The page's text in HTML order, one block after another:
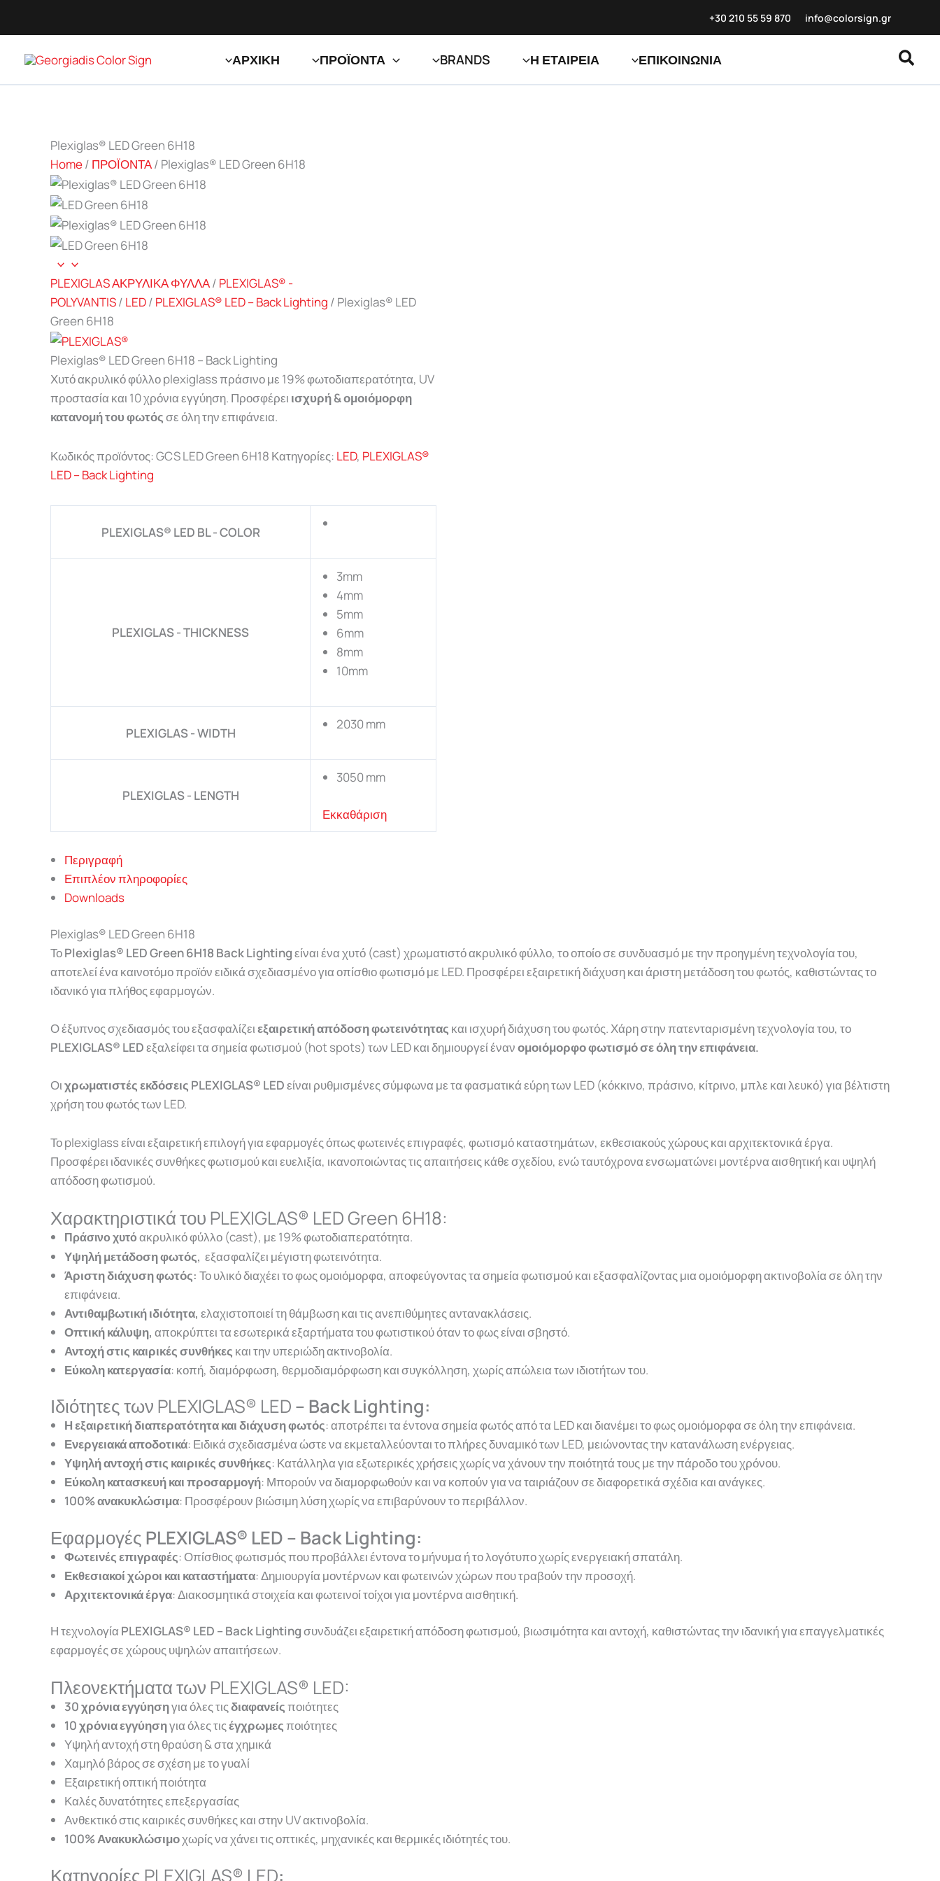
+30 210 55 59 870 info@colorsign.gr
ΑΡΧΙΚΗ ΠΡΟΪΟΝΤΑ BRANDS Η ΕΤΑΙΡΕΙΑ ΕΠΙΚΟΙΝΩΝΙΑ
Plexiglas® LED Green 6H18
Home/ ΠΡΟΪΟΝΤΑ/ Plexiglas® LED Green 6H18
PLEXIGLAS ΑΚΡΥΛΙΚΑ ΦΥΛΛΑ/ PLEXIGLAS® -
POLYVANTIS/ LED/ PLEXIGLAS® LED – Back Lighting / Plexiglas® LED
Green 6H18
Plexiglas® LED Green 6H18 – Back Lighting
Χυτό ακρυλικό φύλλο plexiglass πράσινο με 19% φωτοδιαπερατότητα, UV
προστασία και 10 χρόνια εγγύηση. Προσφέρει ισχυρή & ομοιόμορφη
κατανομή του φωτόςσε όλη την επιφάνεια.
Κωδικός προϊόντος:GCS LED Green 6H18 Κατηγορίες: LED, PLEXIGLAS®
LED – Back Lighting
PLEXIGLAS® LED BL - COLOR
PLEXIGLAS - THICKNESS
3mm
4mm
5mm
6mm
8mm
10mm
PLEXIGLAS - WIDTH
2030 mm
PLEXIGLAS - LENGTH
3050 mm
Εκκαθάριση
Περιγραφή
Επιπλέον πληροφορίες
Downloads
Plexiglas® LED Green 6H18
ΤοPlexiglas® LED Green 6H18 Back Lightingείναι ένα χυτό (cast) χρωματιστό ακρυλικό φύλλο, το οποίο σε συνδυασμό με την προηγμένη τεχνολογία του,
αποτελεί ένα καινοτόμο προϊόν ειδικά σχεδιασμένο για οπίσθιο φωτισμό με LED. Προσφέρει εξαιρετική διάχυση και άριστη μετάδοση του φωτός, καθιστώντας το
ιδανικό για πλήθος εφαρμογών.
Ο έξυπνος σχεδιασμός του εξασφαλίζειεξαιρετική απόδοση φωτεινότητας και ισχυρή διάχυση του φωτός. Χάρη στην πατενταρισμένη τεχνολογία του, το
PLEXIGLAS® LEDεξαλείφει τα σημεία φωτισμού (hot spots) των LED και δημιουργεί ένανομοιόμορφο φωτισμό σε όλη την επιφάνεια.
Οιχρωματιστές εκδόσεις PLEXIGLAS® LEDείναι ρυθμισμένες σύμφωνα με τα φασματικά εύρη των LED (κόκκινο, πράσινο, κίτρινο, μπλε και λευκό) για βέλτιστη
χρήση του φωτός των LED.
Το plexiglass είναι εξαιρετική επιλογή για εφαρμογές όπως φωτεινές επιγραφές, φωτισμό καταστημάτων, εκθεσιακούς χώρους και αρχιτεκτονικά έργα.
Προσφέρει ιδανικές συνθήκες φωτισμού και ευελιξία, ικανοποιώντας τις απαιτήσεις κάθε σχεδίου, ενώ ταυτόχρονα ενσωματώνει μοντέρνα αισθητική και υψηλή
απόδοση φωτισμού.
Χαρακτηριστικά του PLEXIGLAS® LED Green 6H18:
Πράσινο χυτόακρυλικό φύλλο (cast), με 19% φωτοδιαπερατότητα.
Υψηλή μετάδοση φωτός, εξασφαλίζει μέγιστη φωτεινότητα.
Άριστη διάχυση φωτός: Το υλικό διαχέει το φως ομοιόμορφα, αποφεύγοντας τα σημεία φωτισμού και εξασφαλίζοντας μια ομοιόμορφη ακτινοβολία σε όλη την
επιφάνεια.
Αντιθαμβωτική ιδιότητα, ελαχιστοποιεί τη θάμβωση και τις ανεπιθύμητες αντανακλάσεις.
Οπτική κάλυψη, αποκρύπτει τα εσωτερικά εξαρτήματα του φωτιστικού όταν το φως είναι σβηστό.
Αντοχή στις καιρικές συνθήκες και την υπεριώδη ακτινοβολία.
Εύκολη κατεργασία: κοπή, διαμόρφωση, θερμοδιαμόρφωση και συγκόλληση, χωρίς απώλεια των ιδιοτήτων του.
Ιδιότητες των PLEXIGLAS® LED – Back Lighting:
Η εξαιρετική διαπερατότητα και διάχυση φωτός: αποτρέπει τα έντονα σημεία φωτός από τα LED και διανέμει το φως ομοιόμορφα σε όλη την επιφάνεια.
Ενεργειακά αποδοτικά: Ειδικά σχεδιασμένα ώστε να εκμεταλλεύονται το πλήρες δυναμικό των LED, μειώνοντας την κατανάλωση ενέργειας.
Υψηλή αντοχή στις καιρικές συνθήκες: Κατάλληλα για εξωτερικές χρήσεις χωρίς να χάνουν την ποιότητά τους με την πάροδο του χρόνου.
Εύκολη κατασκευή και προσαρμογή: Μπορούν να διαμορφωθούν και να κοπούν για να ταιριάζουν σε διαφορετικά σχέδια και ανάγκες.
100% ανακυκλώσιμα: Προσφέρουν βιώσιμη λύση χωρίς να επιβαρύνουν το περιβάλλον.
Εφαρμογές PLEXIGLAS® LED – Back Lighting:
Φωτεινές επιγραφές: Οπίσθιος φωτισμός που προβάλλει έντονα το μήνυμα ή το λογότυπο χωρίς ενεργειακή σπατάλη.
Εκθεσιακοί χώροι και καταστήματα: Δημιουργία μοντέρνων και φωτεινών χώρων που τραβούν την προσοχή.
Αρχιτεκτονικά έργα: Διακοσμητικά στοιχεία και φωτεινοί τοίχοι για μοντέρνα αισθητική.
Η τεχνολογία PLEXIGLAS® LED – Back Lightingσυνδυάζει εξαιρετική απόδοση φωτισμού, βιωσιμότητα και αντοχή, καθιστώντας την ιδανική για επαγγελματικές
εφαρμογές σε χώρους υψηλών απαιτήσεων.
Πλεονεκτήματα των PLEXIGLAS® LED:
30 χρόνια εγγύησηγια όλες τιςδιαφανείςποιότητες
10 χρόνια εγγύησηγια όλες τιςέγχρωμεςποιότητες
Υψηλή αντοχή στη θραύση & στα χημικά
Χαμηλό βάρος σε σχέση με το γυαλί
Εξαιρετική οπτική ποιότητα
Καλές δυνατότητες επεξεργασίας
Ανθεκτικό στις καιρικές συνθήκες και στην UV ακτινοβολία.
100% Ανακυκλώσιμοχωρίς να χάνει τις οπτικές, μηχανικές και θερμικές ιδιότητές του.
Κατηγορίες PLEXIGLAS® LED: